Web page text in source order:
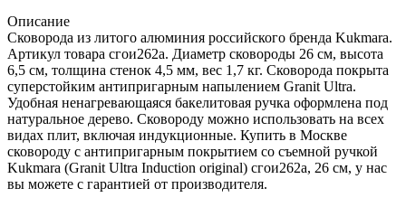
Описание
Сковорода из литого алюминия российского бренда Kukmara.
Артикул товара сгои262а. Диаметр сковороды 26 см, высота
6,5 см, толщина стенок 4,5 мм, вес 1,7 кг. Сковорода покрыта
суперстойким антипригарным напылением Granit Ultra.
Удобная ненагревающаяся бакелитовая ручка оформлена под
натуральное дерево. Сковороду можно использовать на всех
видах плит, включая индукционные. Купить в Москве
сковороду с антипригарным покрытием со съемной ручкой
Kukmara (Granit Ultra Induction original) сгои262а, 26 см, у нас
вы можете с гарантией от производителя.